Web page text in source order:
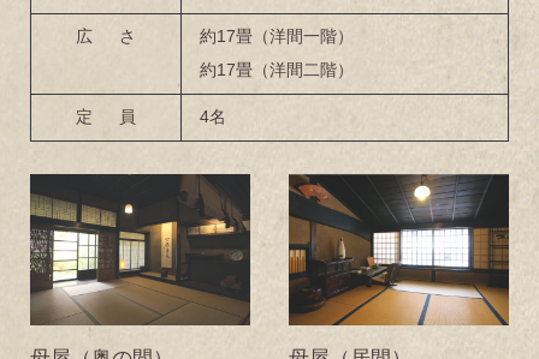
広さ
約17畳（洋間一階）
約17畳（洋間二階）
定員 4名